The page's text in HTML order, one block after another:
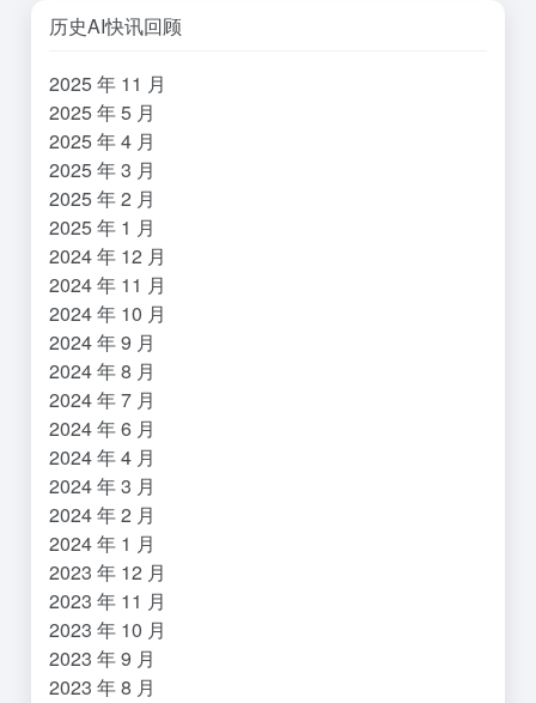
历史AI快讯回顾
2025 年 11 月
2025 年 5 月
2025 年 4 月
2025 年 3 月
2025 年 2 月
2025 年 1 月
2024 年 12 月
2024 年 11 月
2024 年 10 月
2024 年 9 月
2024 年 8 月
2024 年 7 月
2024 年 6 月
2024 年 4 月
2024 年 3 月
2024 年 2 月
2024 年 1 月
2023 年 12 月
2023 年 11 月
2023 年 10 月
2023 年 9 月
2023 年 8 月